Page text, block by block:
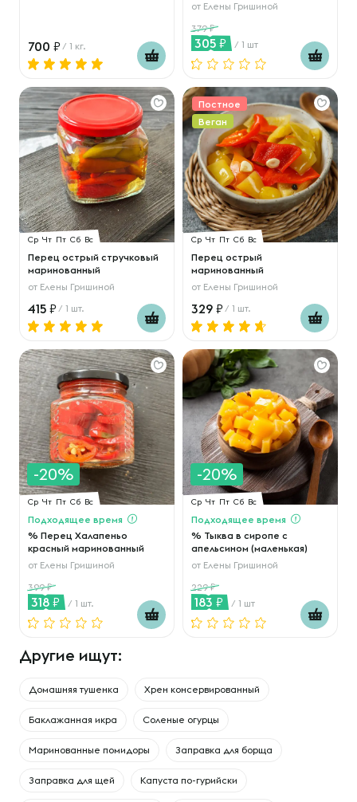
700 / 1 кг.
от Елены Гришиной
379
305 / 1 шт
Ср Чт Пт Сб Вс
Перец острый стручковый
маринованный
от Елены Гришиной
415 / 1 шт.
Постное
Веган
Ср Чт Пт Сб Вс
Перец острый
маринованный
от Елены Гришиной
329 / 1 шт.
-20%
Ср Чт Пт Сб Вс
Подходящее время
% Перец Халапеньо
красный маринованный
от Елены Гришиной
399
318 / 1 шт.
-20%
Ср Чт Пт Сб Вс
Подходящее время
% Тыква в сиропе с
апельсином (маленькая)
от Елены Гришиной
229
183 / 1 шт
Другие ищут:
Домашняя тушенка Хрен консервированный
Баклажанная икра Соленые огурцы
Маринованные помидоры Заправка для борща
Заправка для щей Капуста по-гурийски